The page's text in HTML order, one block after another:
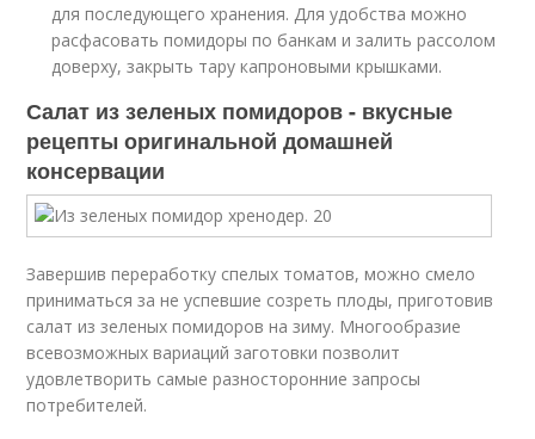
для последующего хранения. Для удобства можно
расфасовать помидоры по банкам и залить рассолом
доверху, закрыть тару капроновыми крышками.
Салат из зеленых помидоров - вкусные
рецепты оригинальной домашней
консервации
Завершив переработку спелых томатов, можно смело
приниматься за не успевшие созреть плоды, приготовив
салат из зеленых помидоров на зиму. Многообразие
всевозможных вариаций заготовки позволит
удовлетворить самые разносторонние запросы
потребителей.